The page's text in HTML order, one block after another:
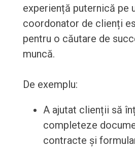
experiență puternică pe
coordonator de clienți
pentru o căutare de
muncă.
De exemplu:
A ajutat clienții să
completeze
contracte și